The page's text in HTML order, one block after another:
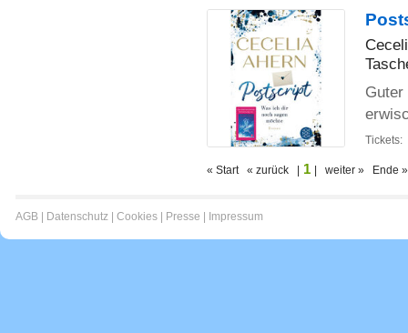
Tickets:
« Start « zurück | 1 | weiter » Ende »
AGB Datenschutz Cookies Presse Impressum